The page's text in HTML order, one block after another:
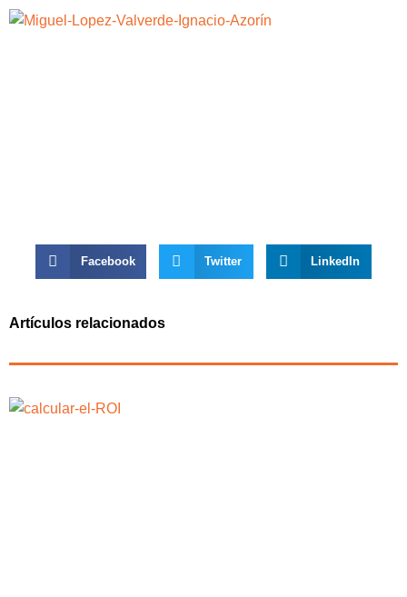
Facebook Twitter LinkedIn
Artículos relacionados